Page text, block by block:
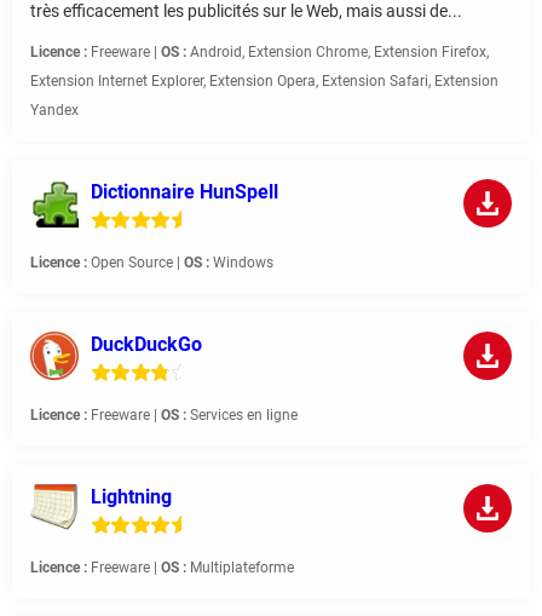
très efficacement les publicités sur le Web, mais aussi de...
Licence : Freeware | OS : Android, Extension Chrome, Extension Firefox,
Extension Internet Explorer, Extension Opera, Extension Safari, Extension
Yandex
Dictionnaire HunSpell
Licence : Open Source | OS : Windows
DuckDuckGo
Licence : Freeware | OS : Services en ligne
Lightning
Licence : Freeware | OS : Multiplateforme